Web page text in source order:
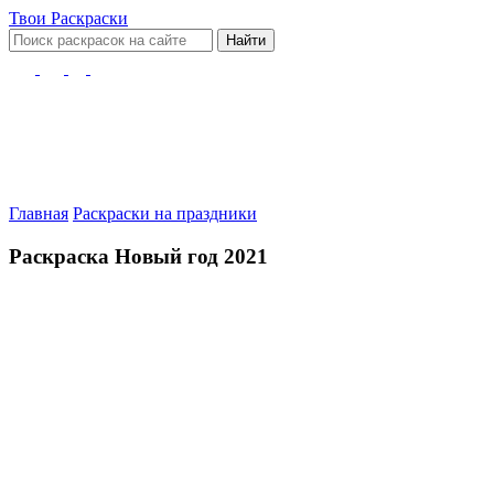
Твои Раскраски
Найти
Главная Раскраски на праздники
Раскраска Новый год 2021